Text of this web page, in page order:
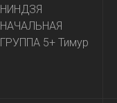
НИНДЗЯ
НАЧАЛЬНАЯ
ГРУППА 5+ Тимур